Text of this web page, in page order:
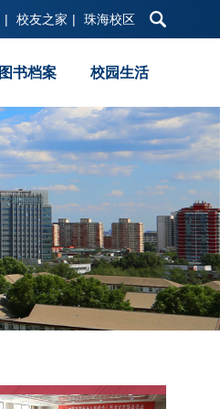
| 校友之家 | 珠海校区
图书档案 校园生活